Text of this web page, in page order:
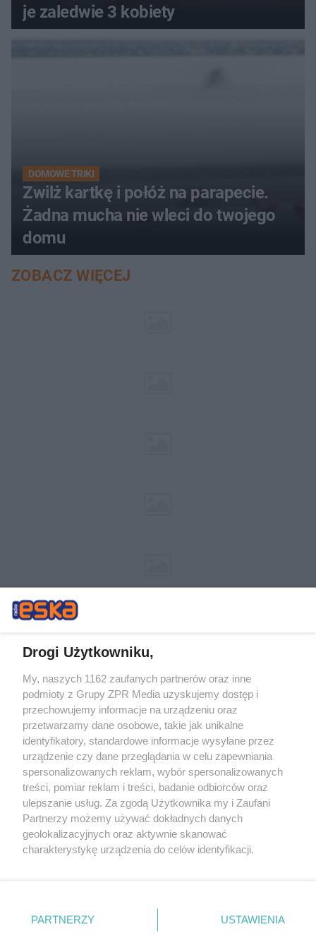
je zaledwie 3 kobiety
DOMOWE TRIKI
Zwilż kartkę i połóż na parapecie.
Żadna mucha nie wleci do twojego
domu
ZOBACZ WIĘCEJ
Żaden utwór zamieszczony w serwisie nie może być powielany i
rozpowszechniany lub dalej rozpowszechniany w jakikolwiek sposób (w
tym także elektroniczny lub mechaniczny) na jakimkolwiek polu
eksploatacji w jakiejkolwiek formie, włącznie z umieszczaniem w
Internecie bez pisemnej zgody właściciela praw. Jakiekolwiek użycie lub
wykorzystanie utworów w całości lub w części z naruszeniem prawa,
tzn. bez właściwej zgody, jest zabronione pod groźbą kary i może być
ścigane prawnie.
Drogi Użytkowniku,
My, naszych 1162 zaufanych partnerów oraz inne
podmioty z Grupy ZPR Media uzyskujemy dostęp i
przechowujemy informacje na urządzeniu oraz
przetwarzamy dane osobowe, takie jak unikalne
identyfikatory, standardowe informacje wysyłane przez
urządzenie czy dane przeglądania w celu zapewniania
spersonalizowanych reklam, wybór spersonalizowanych
treści, pomiar reklam i treści, badanie odbiorców oraz
ulepszanie usług. Za zgodą Użytkownika my i Zaufani
Partnerzy możemy używać dokładnych danych
geolokalizacyjnych oraz aktywnie skanować
charakterystykę urządzenia do celów identyfikacji.
zmienić/wycofać klikając przycisk ustawień prywatności
znajdujący się w lewym dolnym rogu strony
PARTNERZY USTAWIENIA